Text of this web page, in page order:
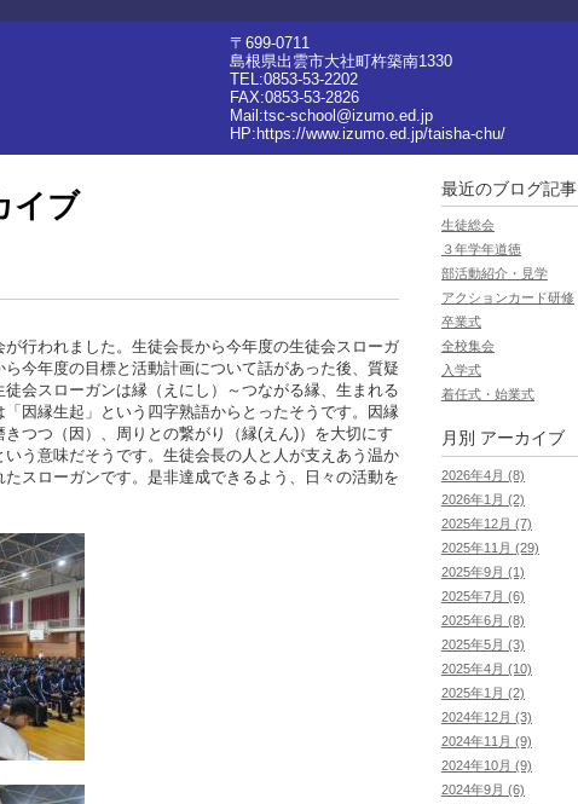
〒699-0711
島根県出雲市大社町杵築南1330
TEL:0853-53-2202
FAX:0853-53-2826
Mail:tsc-school@izumo.ed.jp
HP: https://www.izumo.ed.jp/taisha-chu/
イブ
が行われました。生徒会長から今年度の生徒会スローガ
今年度の目標と活動計画について話があった後、質疑
会スローガンは縁（えにし）～つながる縁、生まれる
因縁生起」という四字熟語からとったそうです。因縁
つつ（因）、周りとの繋がり（縁(えん)）を大切にす
う意味だそうです。生徒会長の人と人が支えあう温か
スローガンです。是非達成できるよう、日々の活動を
と思います。
最近のブログ記事
生徒総会
３年学年道徳
部活動紹介・見学
アクションカード研修
卒業式
全校集会
入学式
着任式・始業式
月別 アーカイブ
2026年4月 (8)
2026年1月 (2)
2025年12月 (7)
2025年11月 (29)
2025年9月 (1)
2025年7月 (6)
2025年6月 (8)
2025年5月 (3)
2025年4月 (10)
2025年1月 (2)
2024年12月 (3)
2024年11月 (9)
2024年10月 (9)
2024年9月 (6)